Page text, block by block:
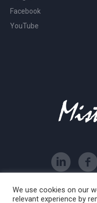
Facebook
YouTube
associazione sportiva
We use cookies on our
relevant experience by